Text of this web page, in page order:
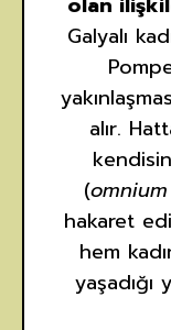
Galyalı
alır.
(
hakaret
hem